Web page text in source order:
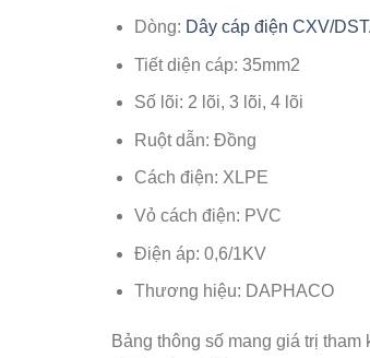
Dòng: Dây cáp điện CXV/
Tiết diện cáp: 35mm2
Số lõi: 2 lõi, 3 lõi, 4 lõi
Ruột dẫn: Đồng
Cách điện: XLPE
Vỏ cách điện: PVC
Điện áp: 0,6/1KV
Thương hiệu: DAPHACO
Bảng thông số mang giá trị